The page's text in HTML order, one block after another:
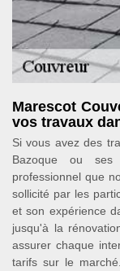
Marescot
vos travaux
Si vous avez des
Bazoque ou ses
professionnel que
sollicité par les
et son expérience
jusqu'à la
assurer chaque
tarifs sur le